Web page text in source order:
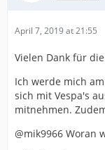
April 7, 2019 at 21:55
Vielen Dank für
Ich werde mich
sich mit Vespa's
mitnehmen.
@mik9966 Woran